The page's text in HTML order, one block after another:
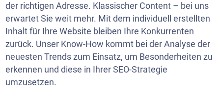
der richtigen Adresse. Klassischer Content – bei uns
erwartet Sie weit mehr. Mit dem individuell erstellten
Inhalt für Ihre Website bleiben Ihre Konkurrenten
zurück. Unser Know-How kommt bei der Analyse der
neuesten Trends zum Einsatz, um Besonderheiten zu
erkennen und diese in Ihrer SEO-Strategie
umzusetzen.